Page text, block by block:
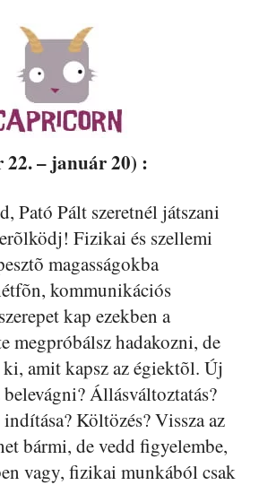
22. – január 20) :
Pató Pált szeretnél játszani
Fizikai és szellemi
magasságokba
kommunikációs
kap ezekben a
megpróbálsz hadakozni, de
amit kapsz az égiektõl. Új
Állásváltoztatás?
Költözés? Vissza az
bármi, de vedd figyelembe,
vagy, fizikai munkából csak